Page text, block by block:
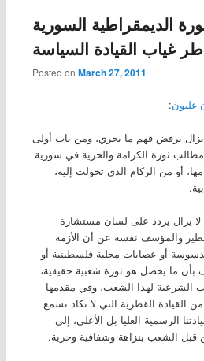
الديمقراطية السورية
غياب القيادة السياسة
Posted on March 27, 2011
غليون:
يرفض فهم ما يجري، ومن باب أولى
ثورة الكرامة والحرية في سورية
أو من الركام الذي تحولت إليه،
لا يزال يردد على لسان مستشارة
والمؤسف نفسه عن أن الأزمة
أو عصابات محلية فلسطينية أو
بأن ما يحصل هو ثورة شعبية حقيقية،
الشرعية لهذا الشعب، وفي مقدمها
القيادة القطرية التي لا نكاد نسمع
الرسمية العليا بل الأعلى، إلى
قبل الشعب بنزاهة وشفافية وحرية.